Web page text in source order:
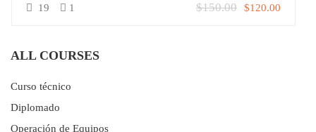
19 1 $150.00 $120.00
ALL COURSES
Curso técnico
Diplomado
Operación de Equipos